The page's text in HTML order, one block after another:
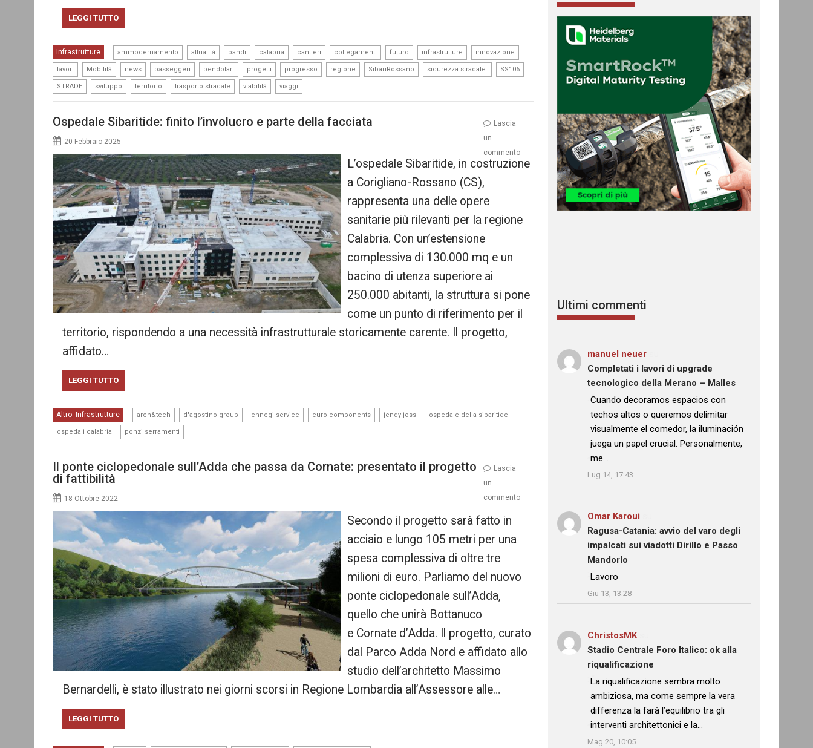
LEGGI TUTTO
Infrastrutture ammodernamento attualità bandi calabria cantieri collegamenti futuro infrastrutture innovazione
lavori Mobilità news passeggeri pendolari progetti progresso regione SibariRossano sicurezza stradale. SS106
STRADE sviluppo territorio trasporto stradale viabilità viaggi
Ospedale Sibaritide: finito l’involucro e parte della facciata
20 Febbraio 2025
L’ospedale Sibaritide, in costruzione
a Corigliano-Rossano (CS),
rappresenta una delle opere
sanitarie più rilevanti per la regione
Calabria. Con un’estensione
complessiva di 130.000 mq e un
bacino di utenza superiore ai
250.000 abitanti, la struttura si pone
come un punto di riferimento per il
territorio, rispondendo a una necessità infrastrutturale storicamente carente. Il progetto,
affidato…
LEGGI TUTTO
Altro Infrastrutture arch&tech d'agostino group ennegi service euro components jendy joss ospedale della sibaritide
ospedali calabria ponzi serramenti
Lascia
un
commento
Il ponte ciclopedonale sull’Adda che passa da Cornate: presentato il progetto
di fattibilità
18 Ottobre 2022
Secondo il progetto sarà fatto in
acciaio e lungo 105 metri per una
spesa complessiva di oltre tre
milioni di euro. Parliamo del nuovo
ponte ciclopedonale sull’Adda,
quello che unirà Bottanuco
e Cornate d’Adda. Il progetto, curato
dal Parco Adda Nord e affidato allo
studio dell’architetto Massimo
Bernardelli, è stato illustrato nei giorni scorsi in Regione Lombardia all’Assessore alle…
LEGGI TUTTO
Lascia
un
commento
Ultimi commenti
manuel neuer
Completati i lavori di upgrade
tecnologico della Merano – Malles
: “
Cuando decoramos espacios con
techos altos o queremos delimitar
visualmente el comedor, la iluminación
juega un papel crucial. Personalmente,
me…
Lug 14, 17:43
Omar Karoui
Ragusa-Catania: avvio del varo degli
impalcati sui viadotti Dirillo e Passo
Mandorlo
: “Lavoro
Giu 13, 13:28
ChristosMKsu
Stadio Centrale Foro Italico: ok alla
riqualificazione
: “La riqualificazione sembra molto
ambiziosa, ma come sempre la vera
differenza la farà l’equilibrio tra gli
interventi architettonici e la…
Mag 20, 10:05